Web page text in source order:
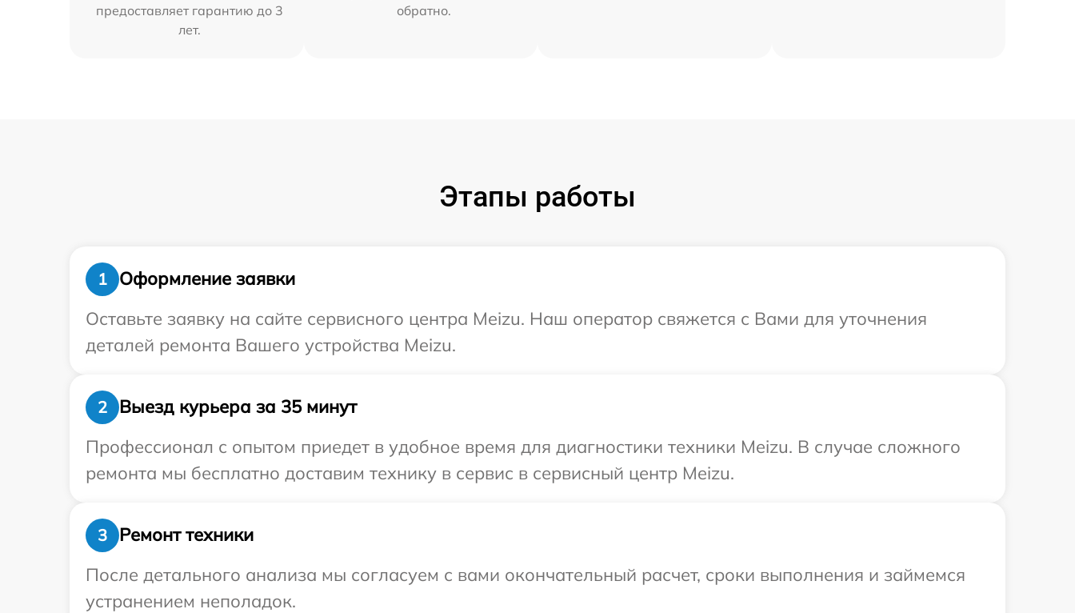
предоставляет гарантию до 3
лет.
обратно.
Этапы работы
1
Оформление заявки
Оставьте заявку на сайте сервисного центра Meizu. Наш оператор свяжется с Вами для уточнения
деталей ремонта Вашего устройства Meizu.
2
Выезд курьера за 35 минут
Профессионал с опытом приедет в удобное время для диагностики техники Meizu. В случае сложного
ремонта мы бесплатно доставим технику в сервис в сервисный центр Meizu.
3
Ремонт техники
После детального анализа мы согласуем с вами окончательный расчет, сроки выполнения и займемся
устранением неполадок.